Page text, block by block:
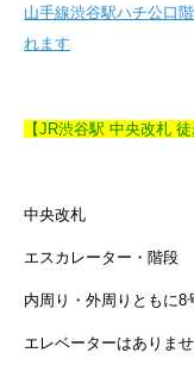
山手線渋谷駅ハチ公口
れます
【JR渋谷駅 中央改札 徒
中央改札
エスカレーター・階段
内周り・外周りともに8
エレベーターはありま